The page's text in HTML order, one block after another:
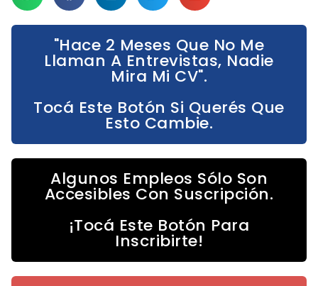
"Hace 2 Meses Que No Me
Llaman A Entrevistas, Nadie
Mira Mi CV".
Tocá Este Botón Si Querés Que
Esto Cambie.
Algunos Empleos Sólo Son
Accesibles Con Suscripción.
¡Tocá Este Botón Para
Inscribirte!